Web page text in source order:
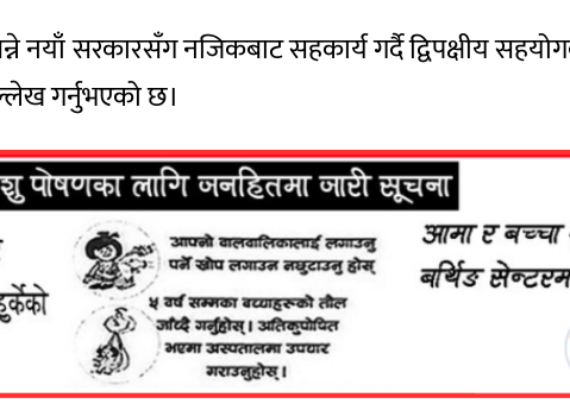
सरकारसँग नजिकबाट सहकार्य गर्दै द्विपक्षीय
गर्नुभएको छ।